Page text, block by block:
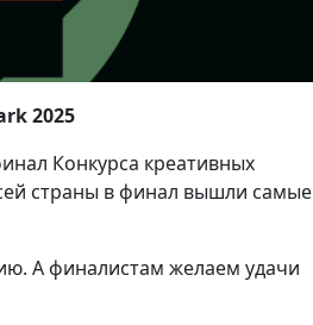
2025
Конкурса креативных
страны в финал вышли самые
А финалистам желаем удачи